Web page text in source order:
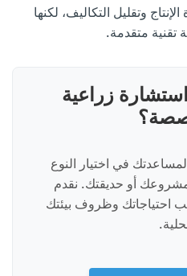
وتقليل التكاليف، لكنها
تقنية متقدمة.
زراعية
في اختيار النوع
أو حديقتك. نقدم
وظروف بيئتك